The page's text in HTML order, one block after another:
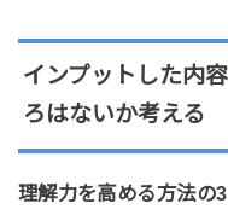
インプットした内
ろはないか考える
理解力を高める方法の